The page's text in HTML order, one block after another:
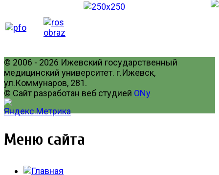
© 2006 - 2026 Ижевский государственный
медицинский университет. г.Ижевск,
ул.Коммунаров, 281.
© Сайт разработан веб студией ONy
Меню сайта